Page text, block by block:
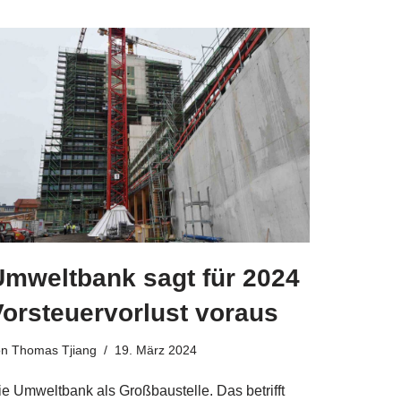
sagt für 2024
voraus
Thomas Tjiang 19. März 2024
Umweltbank als Großbaustelle. Das betrifft